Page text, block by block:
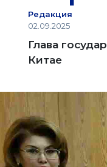
Редакция
02.09.2025
Глава
Китае